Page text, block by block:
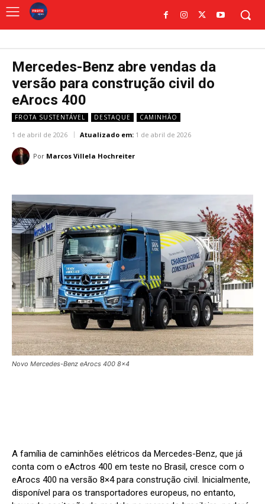
Mercedes-Benz abre vendas da
versão para construção civil do
eArocs 400
FROTA SUSTENTÁVEL DESTAQUE CAMINHÃO
1 de abril de 2026 Atualizado em: 1 de abril de 2026
Por Marcos Villela Hochreiter
Novo Mercedes-Benz eArocs 400 8x4
A família de caminhões elétricos da Mercedes-Benz, que já
conta com o eActros 400 em teste no Brasil, cresce com o
eArocs 400 na versão 8×4 para construção civil. Inicialmente,
disponível para os transportadores europeus, no entanto,